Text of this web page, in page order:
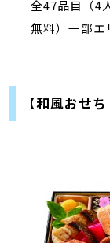
全47品目（4
無料）一部エ
【和風おせ